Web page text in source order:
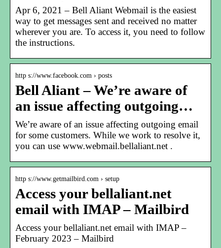
Apr 6, 2021 – Bell Aliant Webmail is the easiest
way to get messages sent and received no matter
wherever you are. To access it, you need to follow
the instructions.
http s://www.facebook.com › posts
Bell Aliant – We’re aware of
an issue affecting outgoing…
We’re aware of an issue affecting outgoing email
for some customers. While we work to resolve it,
you can use www.webmail.bellaliant.net .
http s://www.getmailbird.com › setup
Access your bellaliant.net
email with IMAP – Mailbird
Access your bellaliant.net email with IMAP –
February 2023 – Mailbird